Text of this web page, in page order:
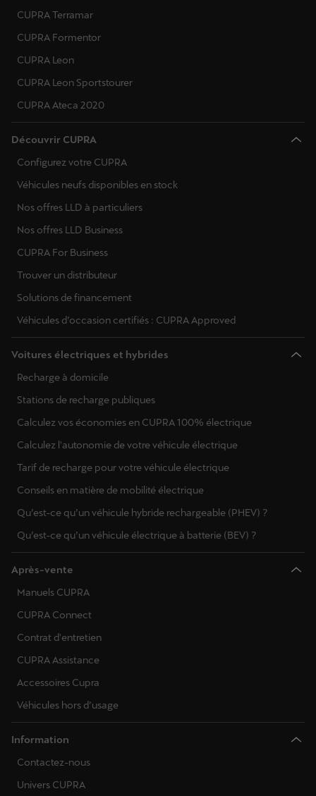
CUPRA Terramar
CUPRA Formentor
CUPRA Leon
CUPRA Leon Sportstourer
CUPRA Ateca 2020
Découvrir CUPRA
Configurez votre CUPRA
Véhicules neufs disponibles en stock
Nos offres LLD à particuliers
Nos offres LLD Business
CUPRA For Business
Trouver un distributeur
Solutions de financement
Véhicules d’occasion certifiés : CUPRA Approved
Voitures électriques et hybrides
Recharge à domicile
Stations de recharge publiques
Calculez vos économies en CUPRA 100% électrique
Calculez l'autonomie de votre véhicule électrique
Tarif de recharge pour votre véhicule électrique
Conseils en matière de mobilité électrique
Qu’est-ce qu’un véhicule hybride rechargeable (PHEV) ?
Qu’est-ce qu’un véhicule électrique à batterie (BEV) ?
Après-vente
Manuels CUPRA
CUPRA Connect
Contrat d'entretien
CUPRA Assistance
Accessoires Cupra
Véhicules hors d’usage
Information
Contactez-nous
Univers CUPRA